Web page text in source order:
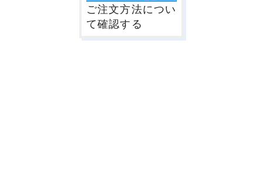
ご注文方法につい
て確認する